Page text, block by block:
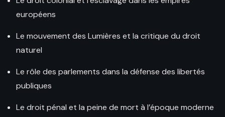
européens
Le mouvement des Lumières et la critique du droit
naturel
Le rôle des parlements dans la défense des libertés
publiques
Le droit pénal et la peine de mort à l’époque moderne